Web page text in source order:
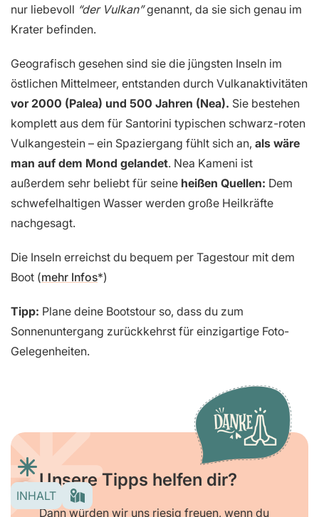
nur liebevoll “der Vulkan”genannt, da sie sich genau im
Krater befinden.
Geografisch gesehen sind sie die jüngsten Inseln im
östlichen Mittelmeer, entstanden durch Vulkanaktivitäten
vor 2000 (Palea) und 500 Jahren (Nea). Sie bestehen
komplett aus dem für Santorini typischen schwarz-roten
Vulkangestein – ein Spaziergang fühlt sich an, als wäre
man auf dem Mond gelandet. Nea Kameni ist
außerdem sehr beliebt für seine heißen Quellen: Dem
schwefelhaltigen Wasser werden große Heilkräfte
nachgesagt.
Die Inseln erreichst du bequem per Tagestour mit dem
Boot (mehr Infos )
Tipp: Plane deine Bootstour so, dass du zum
Sonnenuntergang zurückkehrst für einzigartige Foto-
Gelegenheiten.
Unsere Tipps helfen dir?
Dann würden wir uns riesig freuen, wenn du
INHALT